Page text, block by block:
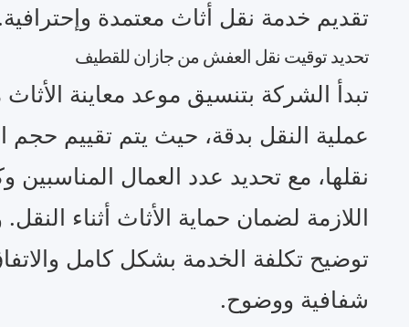
تقديم خدمة نقل أثاث معتمدة
تحديد توقيت نقل العفش من جازان للقطيف
تبدأ الشركة بتنسيق موعد معاينة
عملية النقل بدقة، حيث يتم تقييم
نقلها، مع تحديد عدد العمال المناسبين
اللازمة لضمان حماية الأثاث أثناء النقل.
توضيح تكلفة الخدمة بشكل كامل
شفافية ووضوح.